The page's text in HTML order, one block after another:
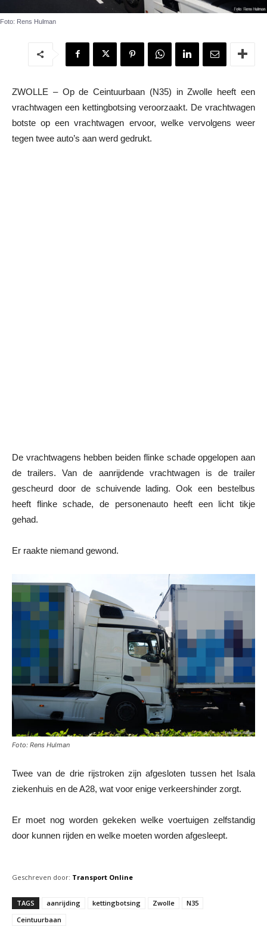
Foto: Rens Hulman
ZWOLLE – Op de Ceintuurbaan (N35) in Zwolle heeft een
vrachtwagen een kettingbotsing veroorzaakt. De vrachtwagen
botste op een vrachtwagen ervoor, welke vervolgens weer
tegen twee auto’s aan werd gedrukt.
De vrachtwagens hebben beiden flinke schade opgelopen aan
de trailers. Van de aanrijdende vrachtwagen is de trailer
gescheurd door de schuivende lading. Ook een bestelbus
heeft flinke schade, de personenauto heeft een licht tikje
gehad.
Er raakte niemand gewond.
Foto: Rens Hulman
Twee van de drie rijstroken zijn afgesloten tussen het Isala
ziekenhuis en de A28, wat voor enige verkeershinder zorgt.
Er moet nog worden gekeken welke voertuigen zelfstandig
door kunnen rijden en welke moeten worden afgesleept.
Geschreven door: Transport Online
TAGS aanrijding kettingbotsing Zwolle
N35
Ceintuurbaan